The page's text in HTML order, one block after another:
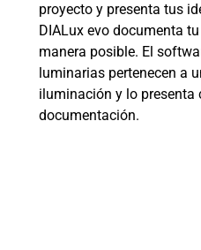
proyecto y presenta tus
DIALux evo documenta
manera posible. El
luminarias pertenecen a
iluminación y lo presenta
documentación.